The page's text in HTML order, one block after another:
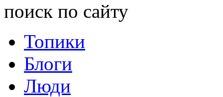
поиск по сайту
Топики
Блоги
Люди